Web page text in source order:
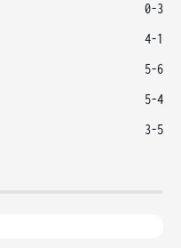
0-3
4-1
5-6
5-4
3-5